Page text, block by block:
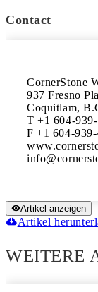
Contact
CornerStone
937 Fresno
Coquitlam,
T +1 604-
F +1 604-
Artikel anzeigen
Artikel
WEITERE